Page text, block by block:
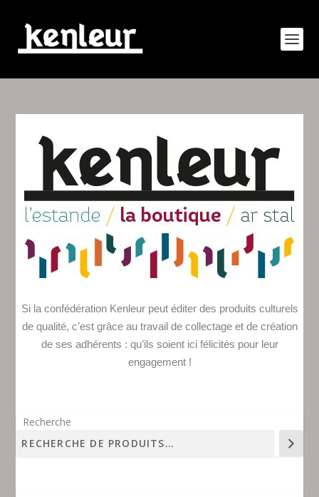
Si la confédération Kenleur peut éditer des produits culturels
de qualité, c’est grâce au travail de collectage et de création
de ses adhérents : qu’ils soient ici félicités pour leur
engagement !
Recherche